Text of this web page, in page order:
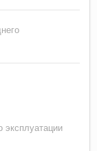
эксплуатации